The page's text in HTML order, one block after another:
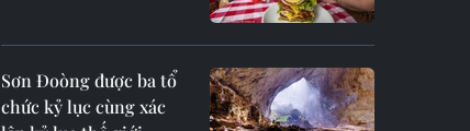
Sơn Đoòng được ba tổ
chức kỷ lục cùng xác